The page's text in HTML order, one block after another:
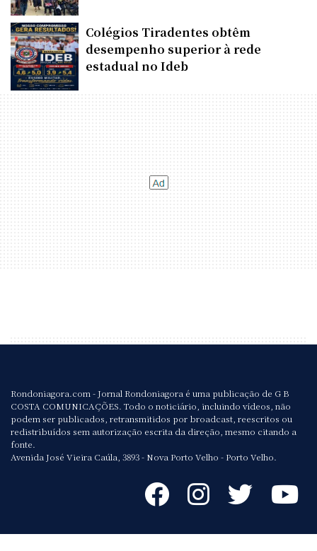
Colégios Tiradentes obtêm
desempenho superior à rede
estadual no Ideb
Rondoniagora.com - Jornal Rondoniagora é uma publicação de G B
COSTA COMUNICAÇÕES. Todo o noticiário, incluindo vídeos, não
podem ser publicados, retransmitidos por broadcast, reescritos ou
redistribuídos sem autorização escrita da direção, mesmo citando a
fonte.
Avenida José Vieira Caúla, 3893 - Nova Porto Velho - Porto Velho.